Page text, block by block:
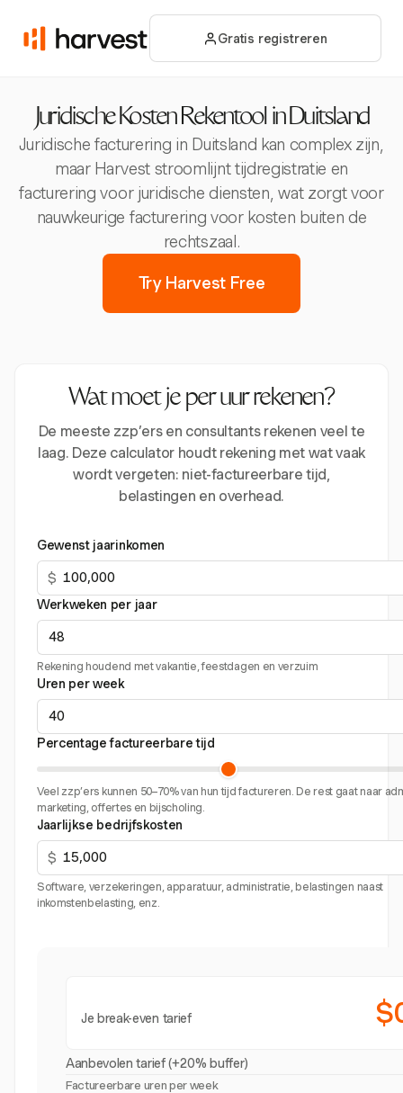
Gratis registreren
Juridische Kosten Rekentool in Duitsland
Juridische facturering in Duitsland kan complex zijn,
maar Harvest stroomlijnt tijdregistratie en
facturering voor juridische diensten, wat zorgt voor
nauwkeurige facturering voor kosten buiten de
rechtszaal.
Try Harvest Free
Wat moet je per uur rekenen?
De meeste zzp’ers en consultants rekenen veel te
laag. Deze calculator houdt rekening met wat vaak
wordt vergeten: niet-factureerbare tijd,
belastingen en overhead.
Gewenst jaarinkomen
$
Werkweken per jaar
Rekening houdend met vakantie, feestdagen en verzuim
Uren per week
Percentage factureerbare tijd
Veel zzp’ers kunnen 50–70% van hun tijd factureren. De rest gaat naar
marketing, offertes en bijscholing.
Jaarlijkse bedrijfskosten
$
Software, verzekeringen, apparatuur, administratie, belastingen naast
inkomstenbelasting, enz.
Je break-even tarief
Aanbevolen tarief (+20% buffer)
Factureerbare uren per week